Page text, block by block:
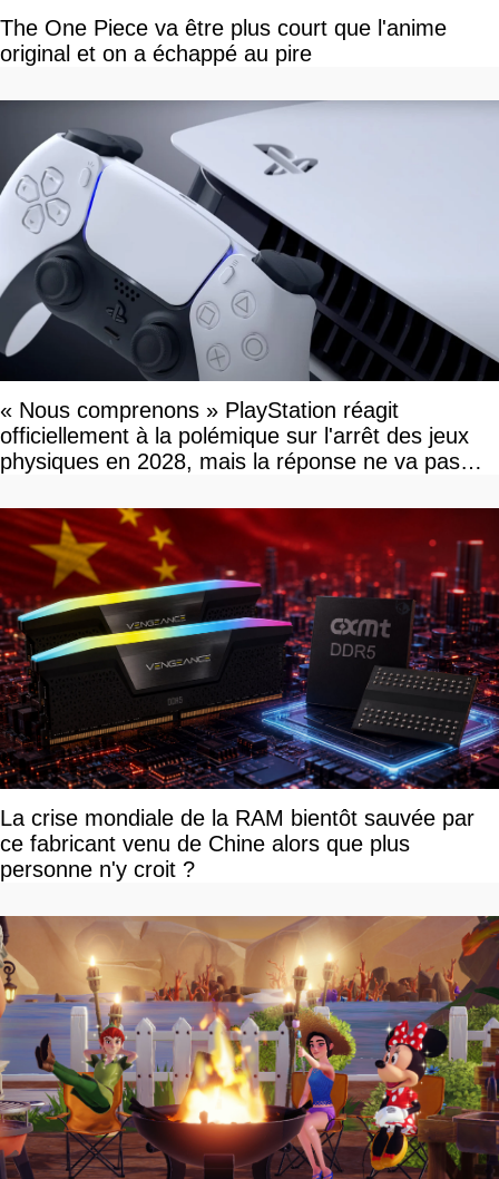
The One Piece va être plus court que l'anime
original et on a échappé au pire
« Nous comprenons » PlayStation réagit
officiellement à la polémique sur l'arrêt des jeux
physiques en 2028, mais la réponse ne va pas
La crise mondiale de la RAM bientôt sauvée par
ce fabricant venu de Chine alors que plus
personne n'y croit ?